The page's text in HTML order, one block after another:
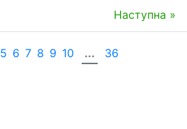
Наступна »
5 6 7 8 9 10 ... 36